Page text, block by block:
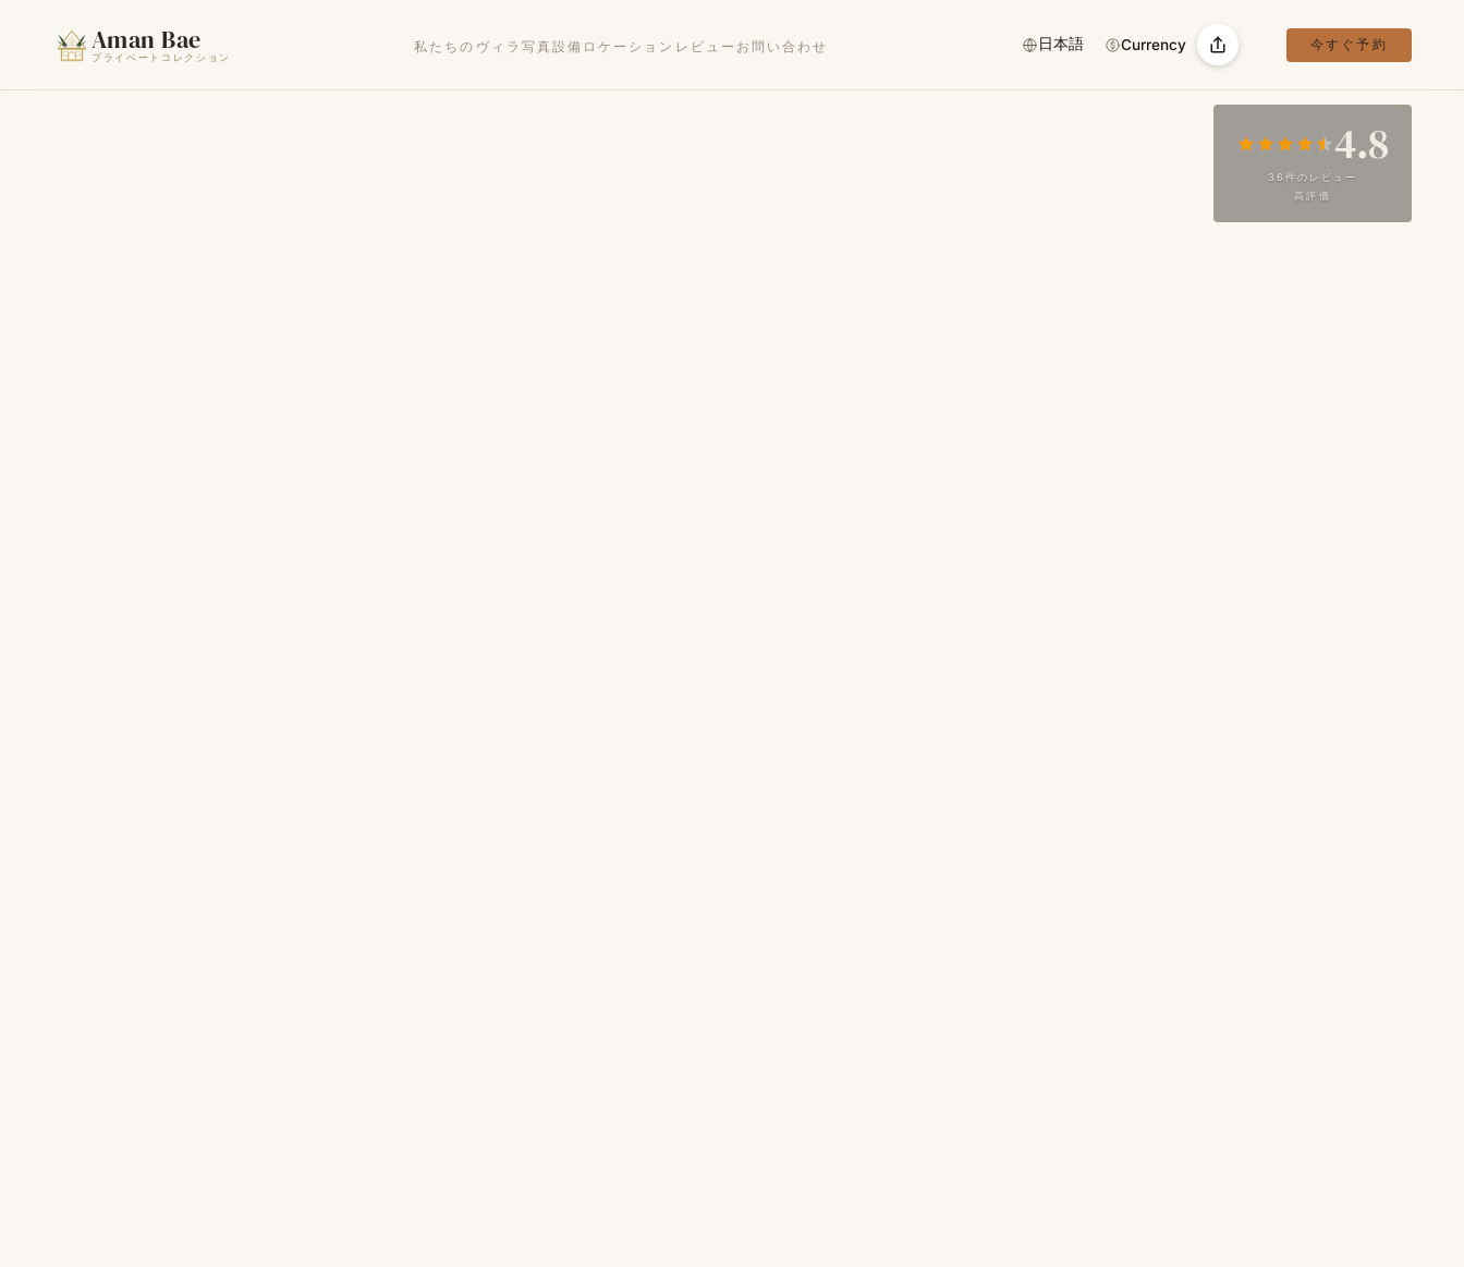
Aman Bae
プライベートコレクション
私たちのヴィラ 写真 設備 ロケーション レビュー お問い合わせ 日本語 Currency 今すぐ予約
4.8
36件のレビュー
高評価